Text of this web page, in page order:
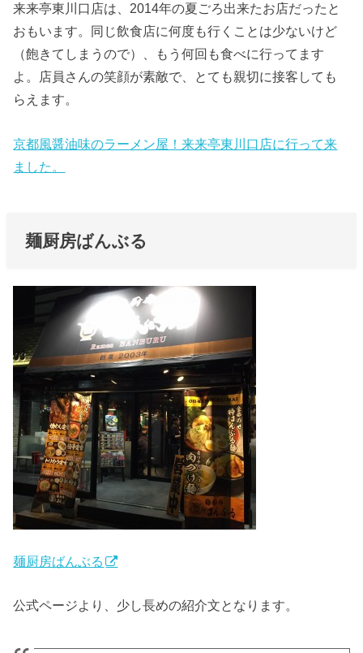
来来亭東川口店は、2014年の夏ごろ出来たお店だったと
おもいます。同じ飲食店に何度も行くことは少ないけど
（飽きてしまうので）、もう何回も食べに行ってます
よ。店員さんの笑顔が素敵で、とても親切に接客しても
らえます。
京都風醤油味のラーメン屋！来来亭東川口店に行って来
ました。
麺厨房ばんぶる
麺厨房ばんぶる
公式ページより、少し長めの紹介文となります。